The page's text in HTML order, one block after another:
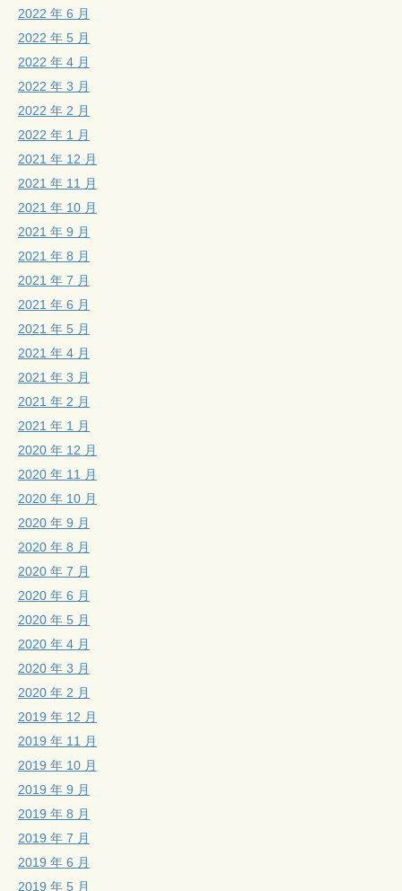
2022 年 6 月
2022 年 5 月
2022 年 4 月
2022 年 3 月
2022 年 2 月
2022 年 1 月
2021 年 12 月
2021 年 11 月
2021 年 10 月
2021 年 9 月
2021 年 8 月
2021 年 7 月
2021 年 6 月
2021 年 5 月
2021 年 4 月
2021 年 3 月
2021 年 2 月
2021 年 1 月
2020 年 12 月
2020 年 11 月
2020 年 10 月
2020 年 9 月
2020 年 8 月
2020 年 7 月
2020 年 6 月
2020 年 5 月
2020 年 4 月
2020 年 3 月
2020 年 2 月
2019 年 12 月
2019 年 11 月
2019 年 10 月
2019 年 9 月
2019 年 8 月
2019 年 7 月
2019 年 6 月
2019 年 5 月